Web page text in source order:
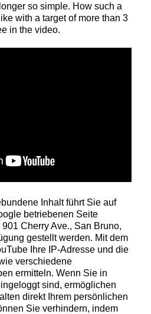
so simple. How such a
with a target of more than 3
in the video.
Inhalt führt Sie auf
betriebenen Seite
Cherry Ave., San Bruno,
gestellt werden. Mit dem
Ihre IP-Adresse und die
verschiedene
ermitteln. Wenn Sie in
sind, ermöglichen
direkt Ihrem persönlichen
Sie verhindern, indem